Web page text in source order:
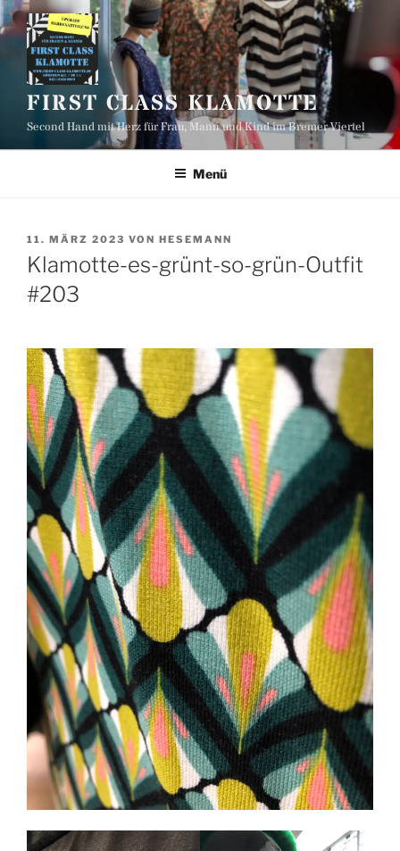
Zum
Inhalt
springen
FIRST CLASS KLAMOTTE
Second Hand mit Herz für Frau, Mann und Kind im Bremer Viertel
Menü
VERÖFFENTLICHT
AM
11. MÄRZ 2023 VON HESEMANN
Klamotte-es-grünt-so-grün-Outfit
#203